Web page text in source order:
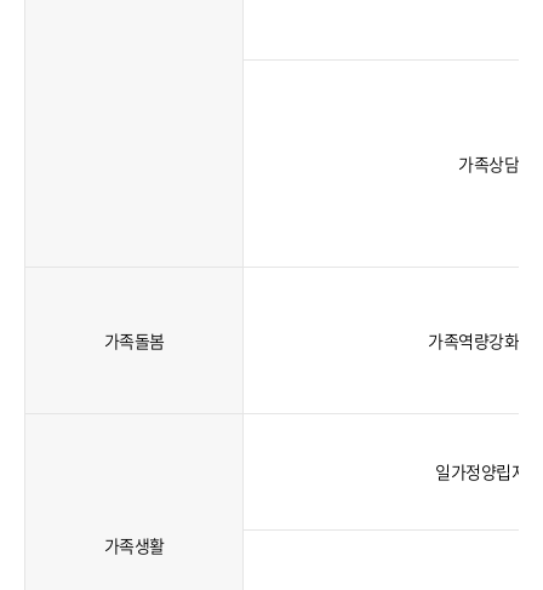
가족상담
가족돌봄 가족역량강화지
가족생활
일가정양립지원